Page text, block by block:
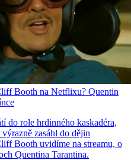
Booth na Netflixu? Quentin
do role hrdinného kaskadéra,
zasáhl do dějin
Booth uvidíme na streamu, o
Quentina Tarantina.